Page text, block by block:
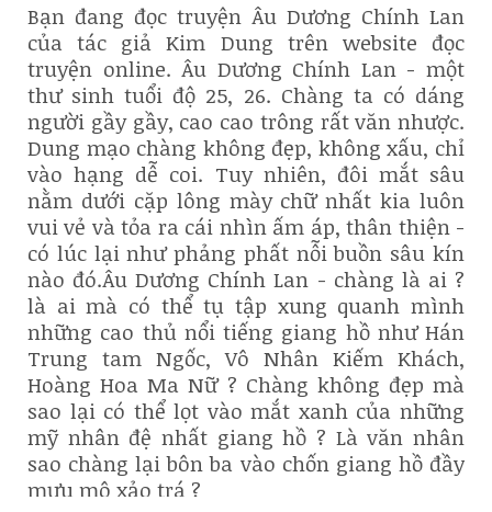
Bạn đang đọc truyện Âu Dương Chính Lan
của tác giả Kim Dung trên website đọc
truyện online. Âu Dương Chính Lan - một
thư sinh tuổi độ 25, 26. Chàng ta có dáng
người gầy gầy, cao cao trông rất văn nhược.
Dung mạo chàng không đẹp, không xấu, chỉ
vào hạng dễ coi. Tuy nhiên, đôi mắt sâu
nằm dưới cặp lông mày chữ nhất kia luôn
vui vẻ và tỏa ra cái nhìn ấm áp, thân thiện -
có lúc lại như phảng phất nỗi buồn sâu kín
nào đó.Âu Dương Chính Lan - chàng là ai ?
là ai mà có thể tụ tập xung quanh mình
những cao thủ nổi tiếng giang hồ như Hán
Trung tam Ngốc, Vô Nhân Kiếm Khách,
Hoàng Hoa Ma Nữ ? Chàng không đẹp mà
sao lại có thể lọt vào mắt xanh của những
mỹ nhân đệ nhất giang hồ ? Là văn nhân
sao chàng lại bôn ba vào chốn giang hồ đầy
mưu mô xảo trá ?